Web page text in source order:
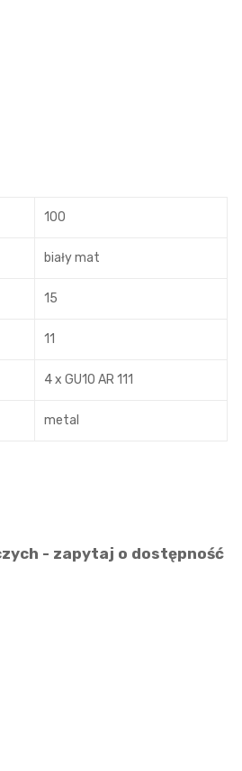
100
biały mat
15
11
4 x GU10 AR 111
metal
- zapytaj o dostępność